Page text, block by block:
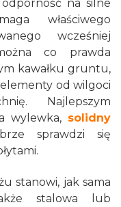
na silne
właściwego
wcześniej
co prawda
kawałku gruntu,
od wilgoci
Najlepszym
wylewka, solidny
sprawdzi się
stanowi, jak sama
stalowa lub